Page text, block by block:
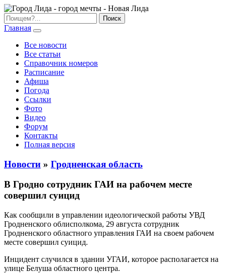
Главная
Все новости
Все статьи
Справочник номеров
Расписание
Афиша
Погода
Ссылки
Фото
Видео
Форум
Контакты
Полная версия
Новости » Гродненская область
В Гродно сотрудник ГАИ на рабочем месте
совершил суицид
Как сообщили в управлении идеологической работы УВД
Гродненского облисполкома, 29 августа сотрудник
Гродненского областного управления ГАИ на своем рабочем
месте совершил суицид.
Инцидент случился в здании УГАИ, которое располагается на
улице Белуша областного центра.